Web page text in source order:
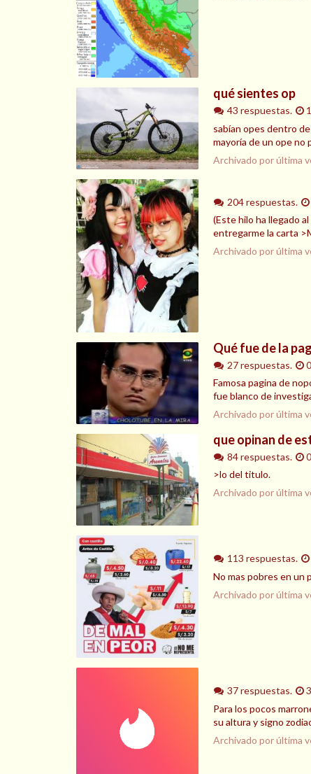
qué sientes op
43 respuestas.
sabían opes dentro
mayoría de un ope no
Archivado por última
204 respuestas.
(Este hilo ha llegado
entregarme la carta
Archivado por última
Qué fue de la
27 respuestas.
Famosa pagina de
fue blanco de
Archivado por última
que opinan de
84 respuestas.
>lo del titulo.
Archivado por última
113 respuestas.
No mas pobres en un
Archivado por última
37 respuestas.
Para los pocos
su altura y signo
Archivado por última